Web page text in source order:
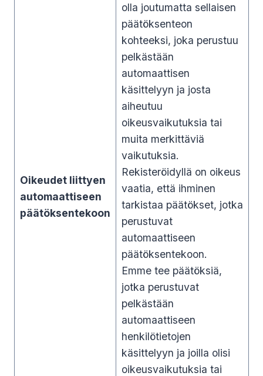
Oikeudet liittyen
automaattiseen
päätöksentekoon
olla joutumatta sellaisen
päätöksenteon
kohteeksi, joka perustuu
pelkästään
automaattisen
käsittelyyn ja josta
aiheutuu
oikeusvaikutuksia tai
muita merkittäviä
vaikutuksia.
Rekisteröidyllä on oikeus
vaatia, että ihminen
tarkistaa päätökset, jotka
perustuvat
automaattiseen
päätöksentekoon.
Emme tee päätöksiä,
jotka perustuvat
pelkästään
automaattiseen
henkilötietojen
käsittelyyn ja joilla olisi
oikeusvaikutuksia tai